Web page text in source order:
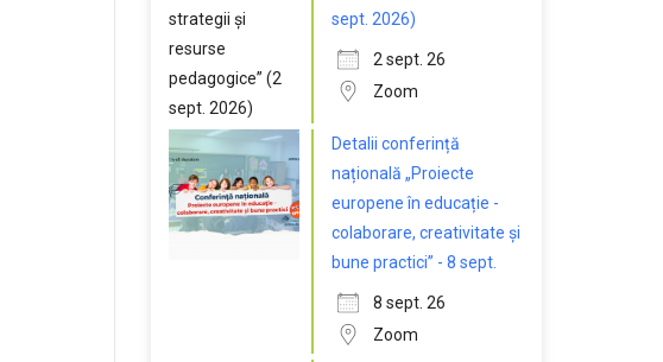
sept. 2026)
2 sept. 26
Zoom
Detalii conferință
națională „Proiecte
europene în educație -
colaborare, creativitate și
bune practici” - 8 sept.
8 sept. 26
Zoom